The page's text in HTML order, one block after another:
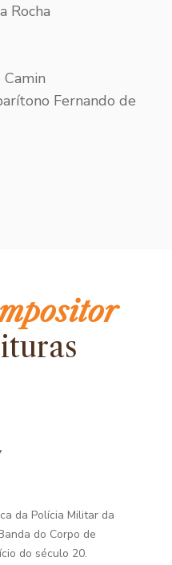
Rocha
Camin
Fernando de
da Polícia Militar da
do Corpo de
do século 20.